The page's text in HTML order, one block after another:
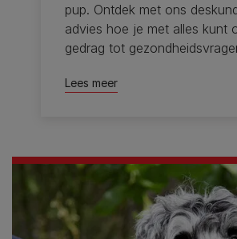
pup. Ontdek met ons
advies hoe je met alles kunt
gedrag tot
Lees meer